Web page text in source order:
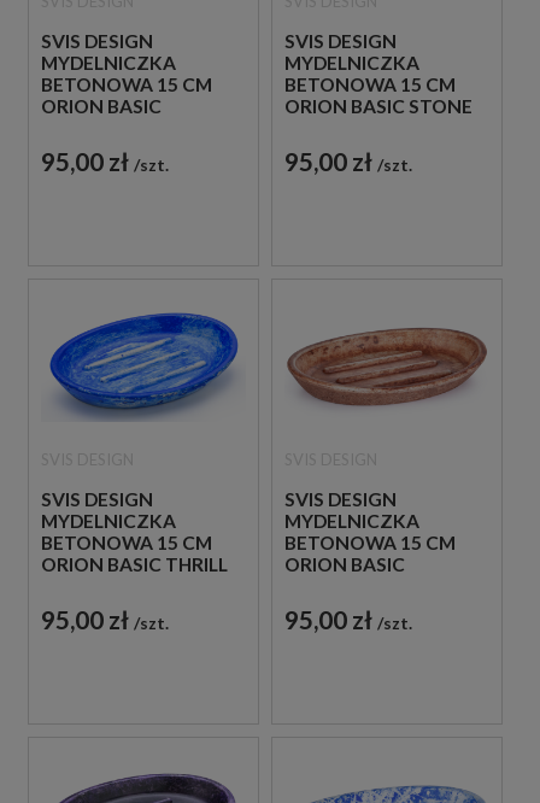
SVIS DESIGN
MYDELNICZKA
BETONOWA 15 CM
ORION BASIC
95,00 zł szt.
SVIS DESIGN
MYDELNICZKA
BETONOWA 15 CM
ORION BASIC STONE
95,00 zł szt.
SVIS DESIGN
MYDELNICZKA
BETONOWA 15 CM
ORION BASIC THRILL
95,00 zł szt.
SVIS DESIGN
MYDELNICZKA
BETONOWA 15 CM
ORION BASIC
95,00 zł szt.